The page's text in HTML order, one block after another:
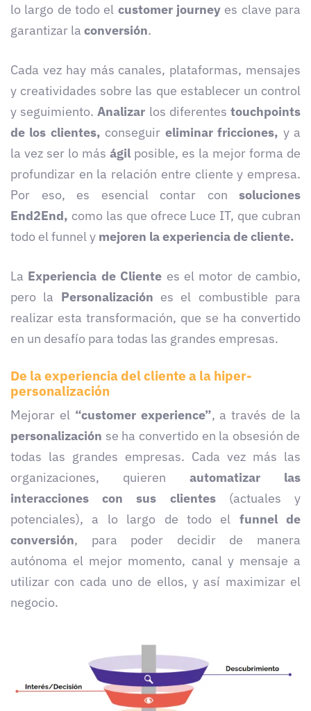
lo largo de todo el customer journey es clave para
garantizar la conversión.
Cada vez hay más canales, plataformas, mensajes
y creatividades sobre las que establecer un control
y seguimiento. Analizar los diferentes touchpoints
de los clientes, conseguir eliminar fricciones, y a
la vez ser lo más ágil posible, es la mejor forma de
profundizar en la relación entre cliente y empresa.
Por eso, es esencial contar con soluciones
End2End, como las que ofrece Luce IT, que cubran
todo el funnel y mejoren la experiencia de cliente.
La Experiencia de Cliente es el motor de cambio,
pero la Personalización es el combustible para
realizar esta transformación, que se ha convertido
en un desafío para todas las grandes empresas.
De la experiencia del cliente a la hiper-
personalización
Mejorar el “customer experience”, a través de la
personalización se ha convertido en la obsesión de
todas las grandes empresas. Cada vez más las
organizaciones, quieren automatizar las
interacciones con sus clientes (actuales y
potenciales), a lo largo de todo el funnel de
conversión, para poder decidir de manera
autónoma el mejor momento, canal y mensaje a
utilizar con cada uno de ellos, y así maximizar el
negocio.